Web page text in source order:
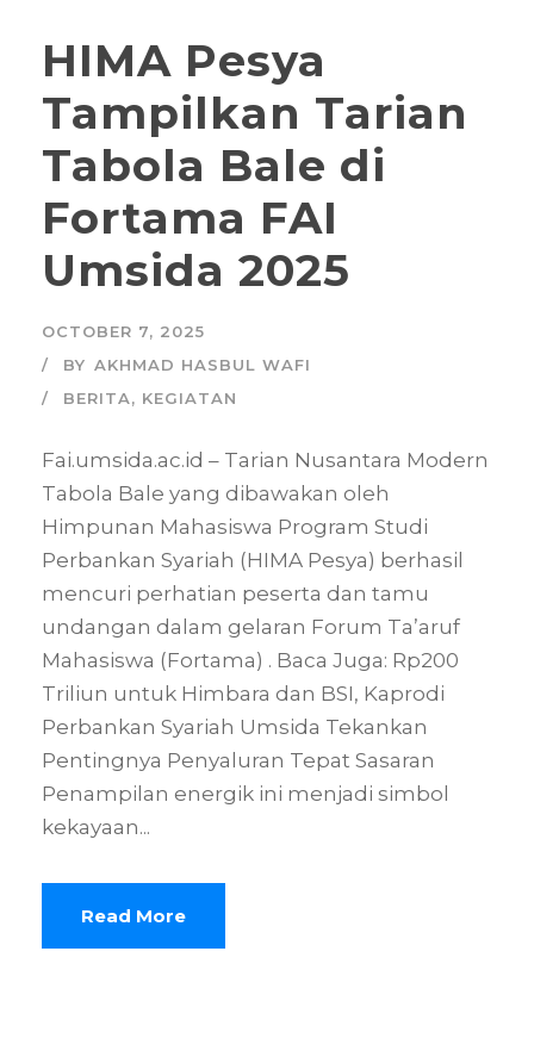
HIMA Pesya
Tampilkan Tarian
Tabola Bale di
Fortama FAI
Umsida 2025
OCTOBER 7, 2025
BY AKHMAD HASBUL WAFI
BERITA, KEGIATAN
Fai.umsida.ac.id – Tarian Nusantara Modern
Tabola Bale yang dibawakan oleh
Himpunan Mahasiswa Program Studi
Perbankan Syariah (HIMA Pesya) berhasil
mencuri perhatian peserta dan tamu
undangan dalam gelaran Forum Ta’aruf
Mahasiswa (Fortama) . Baca Juga: Rp200
Triliun untuk Himbara dan BSI, Kaprodi
Perbankan Syariah Umsida Tekankan
Pentingnya Penyaluran Tepat Sasaran
Penampilan energik ini menjadi simbol
kekayaan...
Read More